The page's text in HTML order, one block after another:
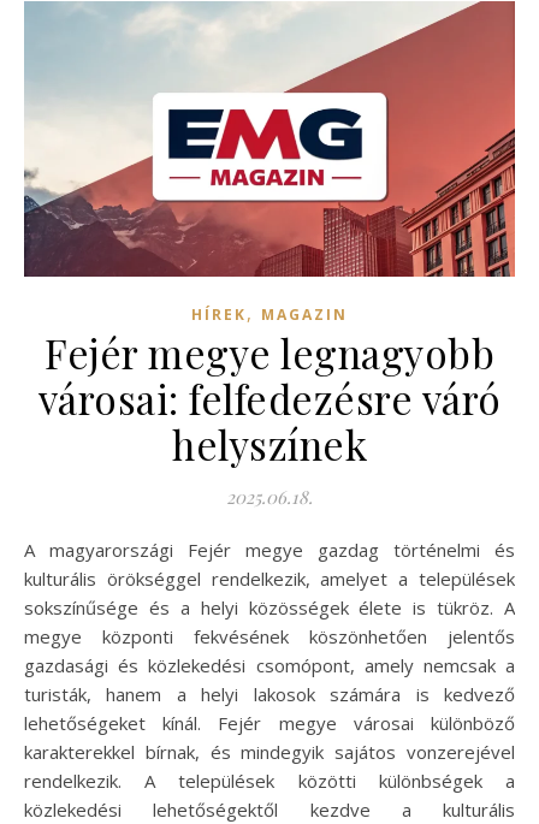
HÍREK, MAGAZIN
Fejér megye legnagyobb
városai: felfedezésre váró
helyszínek
2025.06.18.
A magyarországi Fejér megye gazdag történelmi és
kulturális örökséggel rendelkezik, amelyet a települések
sokszínűsége és a helyi közösségek élete is tükröz. A
megye központi fekvésének köszönhetően jelentős
gazdasági és közlekedési csomópont, amely nemcsak a
turisták, hanem a helyi lakosok számára is kedvező
lehetőségeket kínál. Fejér megye városai különböző
karakterekkel bírnak, és mindegyik sajátos vonzerejével
rendelkezik. A települések közötti különbségek a
közlekedési lehetőségektől kezdve a kulturális